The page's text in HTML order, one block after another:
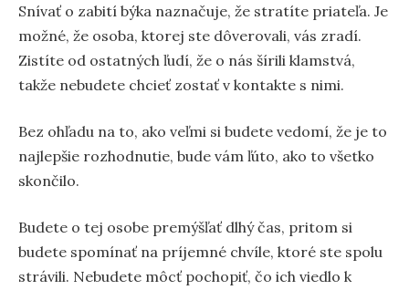
Snívať o zabití býka naznačuje, že stratíte priateľa. Je
možné, že osoba, ktorej ste dôverovali, vás zradí.
Zistíte od ostatných ľudí, že o nás šírili klamstvá,
takže nebudete chcieť zostať v kontakte s nimi.
Bez ohľadu na to, ako veľmi si budete vedomí, že je to
najlepšie rozhodnutie, bude vám ľúto, ako to všetko
skončilo.
Budete o tej osobe premýšľať dlhý čas, pritom si
budete spomínať na príjemné chvíle, ktoré ste spolu
strávili. Nebudete môcť pochopiť, čo ich viedlo k